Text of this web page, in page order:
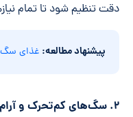
دقت تنظیم شود تا تمام
پیشنهاد مطالعه: غذای سگ
۲. سگ‌های کم‌تحرک و آرام